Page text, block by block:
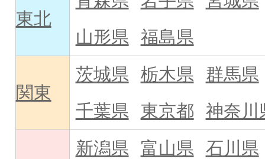
東北
山形県
福島県
関東
茨城県 栃木県
群馬県
千葉県
東京都 神奈川
新潟県 富山県
石川県